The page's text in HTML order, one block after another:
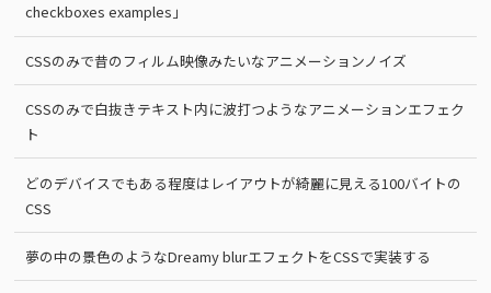
checkboxes examples」
CSSのみで昔のフィルム映像みたいなアニメーションノイズ
CSSのみで白抜きテキスト内に波打つようなアニメーションエフェク
ト
どのデバイスでもある程度はレイアウトが綺麗に見える100バイトの
CSS
夢の中の景色のようなDreamy blurエフェクトをCSSで実装する